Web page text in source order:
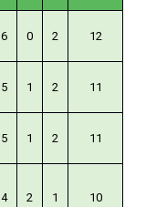
6 0 2 12
5 1 2 11
5 1 2 11
4 2 1 10